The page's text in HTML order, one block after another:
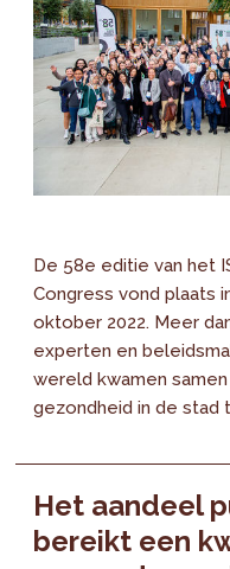
De 58e editie van het
Congress vond plaats
oktober 2022. Meer
experten en
wereld kwamen
gezondheid in de stad
Het aandeel
bereikt een